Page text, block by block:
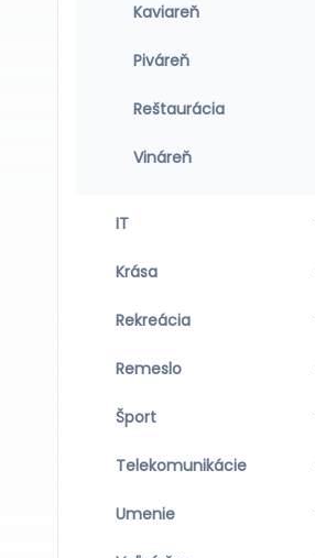
Kaviareň
Piváreň
Reštaurácia
Vináreň
IT
Krása
Rekreácia
Remeslo
Šport
Telekomunikácie
Umenie